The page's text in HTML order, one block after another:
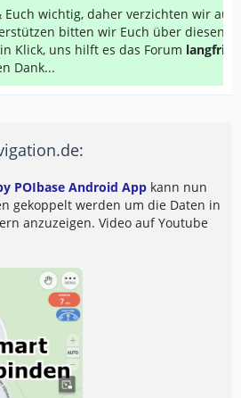
Euch wichtig, daher verzichten wir auf
bitten wir Euch über diesen
Klick, uns hilft es das Forum
Dank...
POIbase Android App kann nun
gekoppelt werden um die Daten in
anzuzeigen. Video auf Youtube